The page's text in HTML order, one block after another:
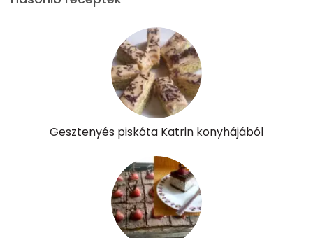
Gesztenyés piskóta Katrin konyhájából